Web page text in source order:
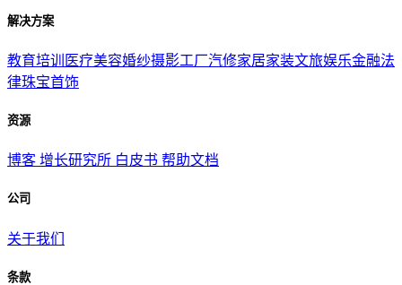
解决方案
教育培训 医疗美容婚纱摄影工厂汽修家居家装文旅娱乐金融法
律珠宝首饰
资源
博客 增长研究所 白皮书 帮助文档
公司
关于我们
条款